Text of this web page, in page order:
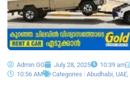
Admin GG July 28, 2025 10:39 am
10:56 AM
Categories : Abudhabi UAE